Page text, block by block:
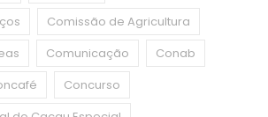
Comissão de Agricultura
Comunicação
Conab
Concurso